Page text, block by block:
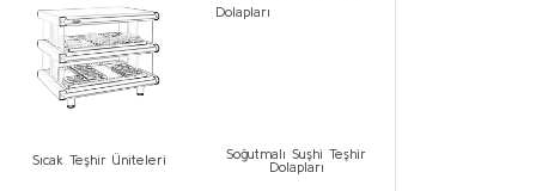
Sıcak Teşhir Üniteleri
Soğutmalı Suşhi Teşhir
Dolapları